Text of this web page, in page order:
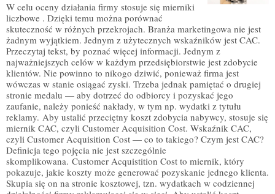
W celu oceny działania firmy stosuje się mierniki
liczbowe . Dzięki temu można porównać
skuteczność w różnych przekrojach. Branża marketingowa nie jest
żadnym wyjątkiem. Jednym z użytecznych wskaźników jest CAC.
Przeczytaj tekst, by poznać więcej informacji. Jednym z
najważniejszych celów w każdym przedsiębiorstwie jest zdobycie
klientów. Nie powinno to nikogo dziwić, ponieważ firma jest
wówczas w stanie osiągać zyski. Trzeba jednak pamiętać o drugiej
stronie medalu — aby dotrzeć do odbiorcy i pozyskać jego
zaufanie, należy ponieść nakłady, w tym np. wydatki z tytułu
reklamy. Aby ustalić przeciętny koszt zdobycia nabywcy, stosuje się
miernik CAC, czyli Customer Acquisition Cost. Wskaźnik CAC,
czyli Customer Acquisition Cost — co to takiego? Czym jest CAC?
Definicja tego pojęcia nie jest szczególnie
skomplikowana. Customer Acquistition Cost to miernik, który
pokazuje, jakie koszty może generować pozyskanie jednego klienta.
Skupia się on na stronie kosztowej, tzn. wydatkach w codziennej